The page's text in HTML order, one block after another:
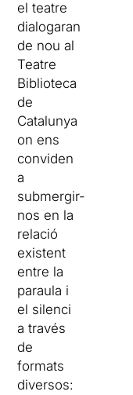
el teatre
dialogaran
de nou al
Teatre
Biblioteca
de
Catalunya
on ens
conviden
a
submergir-
nos en la
relació
existent
entre la
paraula i
el silenci
a través
de
formats
diversos: